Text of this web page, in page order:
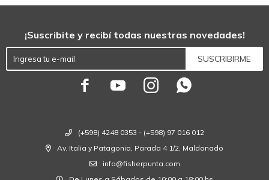
(+598) 4248 0353 - (+598) 97 016 012
Av. Italia y Patagonia, Parada 4 1/2, Maldonado
info@fisherpunta.com
¡Suscribite y recibí todas nuestras novedades!
SUSCRIBIRME
   